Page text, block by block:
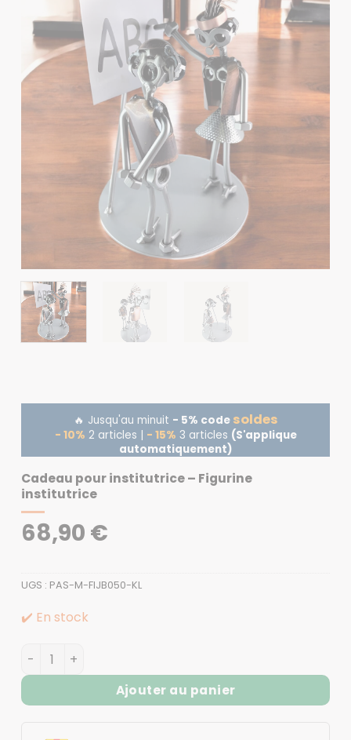
🔥 Jusqu'au minuit - 5% code soldes
- 10% 2 articles | - 15% 3 articles (S'applique
automatiquement)
Cadeau pour institutrice – Figurine
institutrice
68,90 €
UGS : PAS-M-FIJB050-KL
✔️ En stock
quantité de Cadeau pour institutrice - Figurine
Ajouter au panier